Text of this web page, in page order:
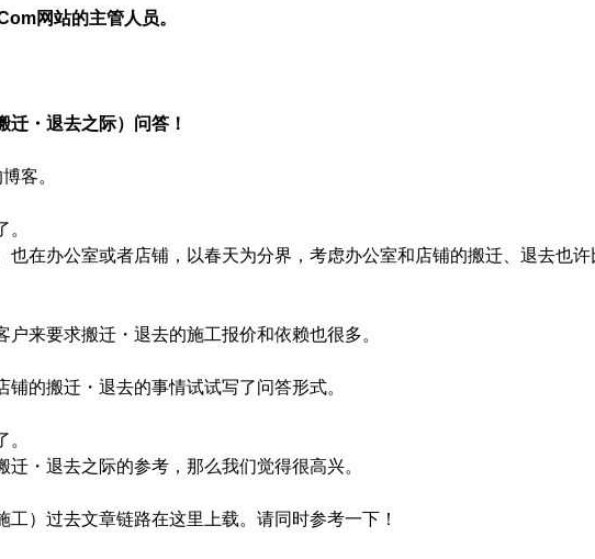
网站的主管人员。
迁・退去之际）问答！
客。
也在办公室或者店铺，以春天为分界，考虑办公室和店铺的搬迁、退去也许
来要求搬迁・退去的施工报价和依赖也很多。
的搬迁・退去的事情试试写了问答形式。
・退去之际的参考，那么我们觉得很高兴。
）过去文章链路在这里上载。请同时参考一下！